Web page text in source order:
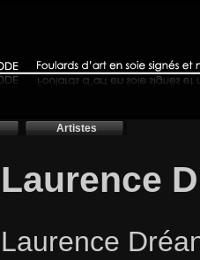
Artistes
Laurence
Laurence